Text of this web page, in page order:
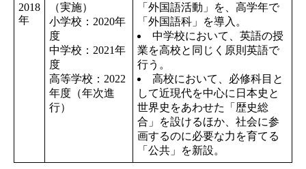
2018
年
（実施）
小学校：2020年
度
中学校：2021年
度
高等学校：2022
年度（年次進
行）
「外国語活動」を、高学年で
「外国語科」を導入。
中学校において、英語の授
業を高校と同じく原則英語で
行う。
高校において、必修科目と
して近現代を中心に日本史と
世界史をあわせた「歴史総
合」を設けるほか、社会に参
画するのに必要な力を育てる
「公共」を新設。